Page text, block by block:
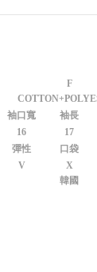
F
袖口寬 袖長
16 17
彈性
口袋
V
X
韓國